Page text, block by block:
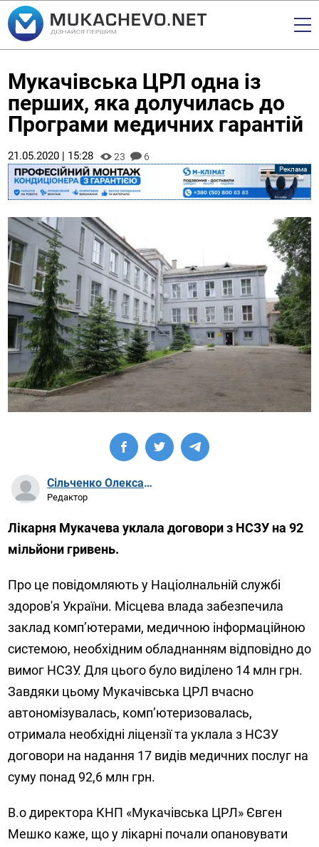
Мукачівська ЦРЛ одна із
перших, яка долучилась до
Програми медичних гарантій
21.05.2020 | 15:28 23 6
Сільченко Олександр Артурович
Редактор
Лікарня Мукачева уклала договори з НСЗУ на 92
мільйони гривень.
Про це повідомляють у Націолнальній службі
здоров'я України. Місцева влада забезпечила
заклад комп’ютерами, медичною інформаційною
системою, необхідним обладнанням відповідно до
вимог НСЗУ. Для цього було виділено 14 млн грн.
Завдяки цьому Мукачівська ЦРЛ вчасно
автономізувалась, комп’ютеризовалась,
отримала необхідні ліцензії та уклала з НСЗУ
договори на надання 17 видів медичних послуг на
суму понад 92,6 млн грн.
В.о директора КНП «Мукачівська ЦРЛ» Євген
Мешко каже, що у лікарні почали опановувати